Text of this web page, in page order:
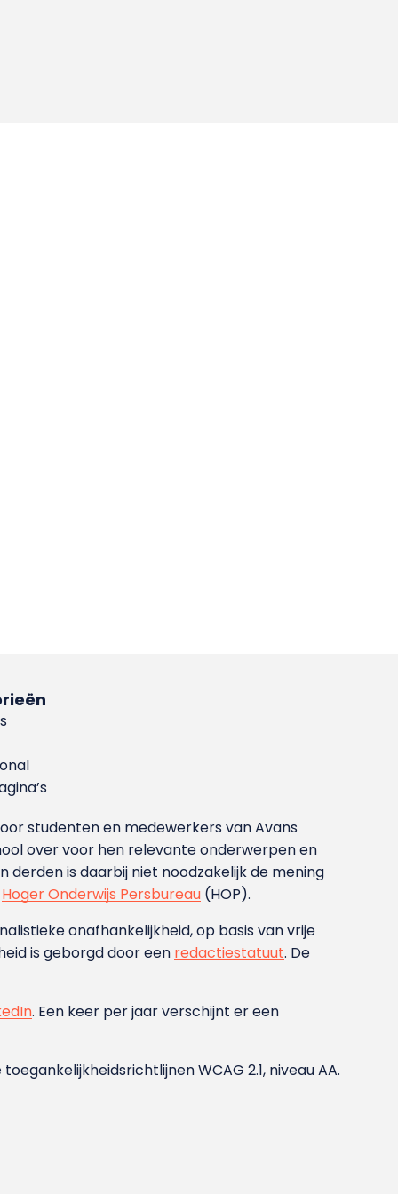
studenten en medewerkers van Avans
over voor hen relevante onderwerpen en
is daarbij niet noodzakelijk de mening
Hoger Onderwijs Persbureau (HOP).
onafhankelijkheid, op basis van vrije
is geborgd door een redactiestatuut. De
. Een keer per jaar verschijnt er een
WCAG 2.1, niveau AA.